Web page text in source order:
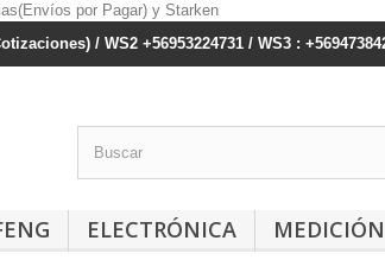
/ WS2 +56953224731 / WS3 :
ELECTRÓNICA MEDICIÓN